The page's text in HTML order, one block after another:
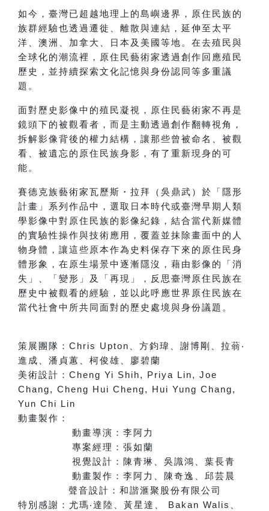
如今，臺灣已超越地理上的島嶼邊界，原住民族的
族群經驗也透過遷徙、離散與連結，延伸至太平
洋、澳洲、加拿大、日本及美國等地。在去殖民與
全球化的潮流裡，原住民藝術家透過創作回應殖民
歷史，並持續探索文化記憶與身份認同等多重議
題。
面對歷史影像中的殖民凝視，原住民藝術家不再是
鏡頭下的被觀看者，而是主動透過創作翻轉視角，
拆解影像背後的權力結構，讓那些曾被命名、被觀
看、被遺忘的原住民族身影，有了重新現身的可
能。
賽德克族藝術家瓦歷斯・拉拜（吳鼎武）於「隱形
計畫」系列作品中，選取日本時代或臺灣早期人類
學影像中對原住民族的影像紀錄，結合當代新媒體
的實驗性操作與技術應用，覆蓋並抹除畫面中的人
物身體，讓這些原本作為史料保存下來的原住民身
體形象，在原生場景中逐漸隱沒，藉由影像的「消
失」、「變形」及「再現」，反思臺灣原住民族在
歷史中被觀看的經驗，並以此呼應世界原住民族在
當代社會中所共同面對的歷史處境與身份議題。
策展團隊： Chris Upton 、方鈞瑋、謝博剛、拉蓊 ‧
進成、潘貞蕙、柯俊雄、廖碧蘭
美術設計： Cheng Yi Shih, Priya Lin, Joe
Chang, Cheng Hui Cheng, Hui Yung Chang,
Yun Chi Lin
動畫製作：
動畫導演：李阿力
專案經理：張如蘭
視覺設計：陳青琳、吳識鴻、葉長青
動畫製作：李阿力、陳奇逸、邱芸晨
聲音設計：和諧滙聚股份有限公司
特別感謝： 尤瑪‧達陸、黃星達 、 Bakan Walis 、